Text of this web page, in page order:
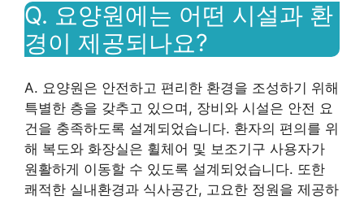
Q. 요양원에는 어떤 시설과 환
경이 제공되나요?
A. 요양원은 안전하고 편리한 환경을 조성하기 위해
특별한 층을 갖추고 있으며, 장비와 시설은 안전 요
건을 충족하도록 설계되었습니다. 환자의 편의를 위
해 복도와 화장실은 휠체어 및 보조기구 사용자가
원활하게 이동할 수 있도록 설계되었습니다. 또한
쾌적한 실내환경과 식사공간, 고요한 정원을 제공하